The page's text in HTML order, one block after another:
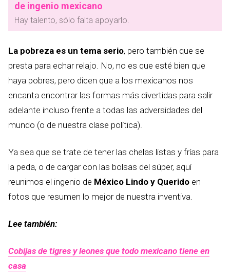
de ingenio mexicano
Hay talento, sólo falta apoyarlo.
La pobreza es un tema serio, pero también que se
presta para echar relajo. No, no es que esté bien que
haya pobres, pero dicen que a los mexicanos nos
encanta encontrar las formas más divertidas para salir
adelante incluso frente a todas las adversidades del
mundo (o de nuestra clase política).
Ya sea que se trate de tener las chelas listas y frías para
la peda, o de cargar con las bolsas del súper, aquí
reunimos el ingenio de México Lindo y Querido en
fotos que resumen lo mejor de nuestra inventiva.
Lee también:
Cobijas de tigres y leones que todo mexicano tiene en
casa